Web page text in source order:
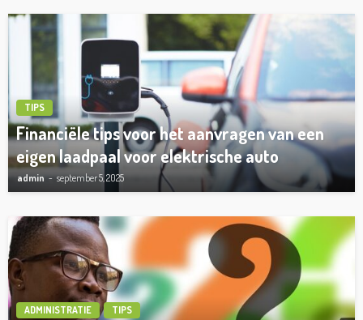
TIPS
Financiële tips voor het aanvragen van een
eigen laadpaal voor elektrische auto
admin september 5, 2025
ADMINISTRATIE TIPS